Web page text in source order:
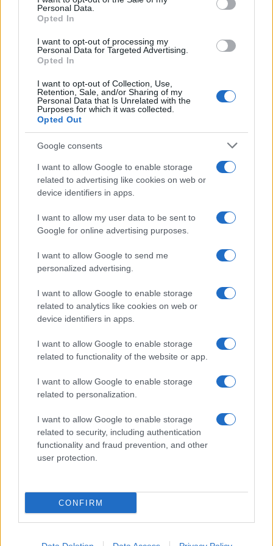
Personal Data.
Opted In
I want to opt-out of processing my
Personal Data for Targeted Advertising.
Opted In
I want to opt-out of Collection, Use,
Retention, Sale, and/or Sharing of my
Personal Data that Is Unrelated with the
Purposes for which it was collected.
Opted Out
Google consents
I want to allow Google to enable storage
related to advertising like cookies on web or
device identifiers in apps.
I want to allow my user data to be sent to
Google for online advertising purposes.
I want to allow Google to send me
personalized advertising.
I want to allow Google to enable storage
related to analytics like cookies on web or
device identifiers in apps.
I want to allow Google to enable storage
related to functionality of the website or app.
I want to allow Google to enable storage
related to personalization.
I want to allow Google to enable storage
related to security, including authentication
functionality and fraud prevention, and other
user protection.
CONFIRM
Μαρτίου
14/03/2026 - 09:12
Πολιτική Απορρήτου
Κοινωνία Της Πληροφορίας
Copyright © 2012 - 2026 iPaideia.gr. All rights reserved.